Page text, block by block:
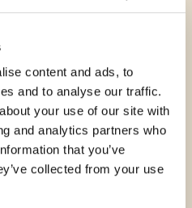
content and ads, to
and to analyse our traffic.
your use of our site with
and analytics partners who
that you’ve
collected from your use
| APPARTEMENT